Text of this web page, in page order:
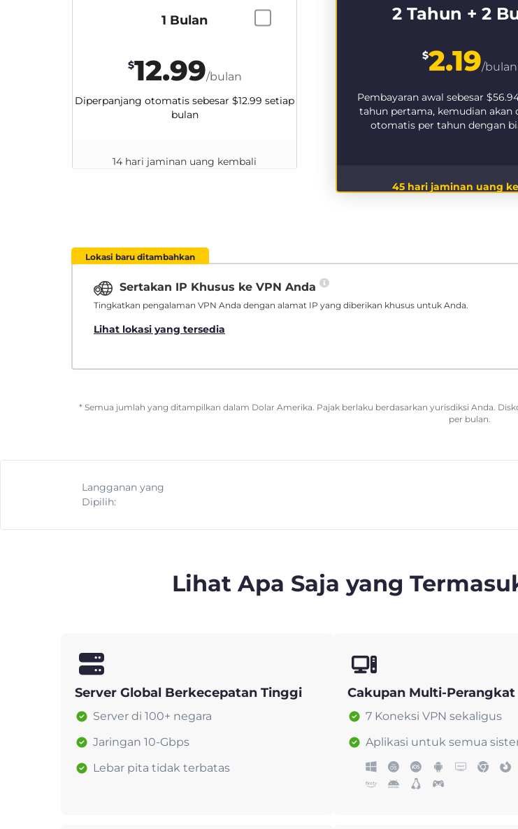
2 Tahun + 2
$2.19/bulan
Pembayaran awal sebesar
tahun pertama, kemudian akan
otomatis per tahun dengan
45 hari jaminan uang
1 Bulan
$12.99/bulan
Diperpanjang otomatis sebesar $12.99 setiap
bulan
14 hari jaminan uang kembali
Lokasi baru ditambahkan
Sertakan IP Khusus ke VPN Anda
Tingkatkan pengalaman VPN Anda dengan alamat IP yang diberikan khusus untuk Anda.
Lihat lokasi yang tersedia
* Semua jumlah yang ditampilkan dalam Dolar Amerika. Pajak berlaku berdasarkan yurisdiksi Anda.
per bulan.
Langganan yang
Dipilih:
Lihat Apa Saja yang
Server Global Berkecepatan Tinggi
Server di 100+ negara
Jaringan 10-Gbps
Lebar pita tidak terbatas
Cakupan Multi-Perangkat
7 Koneksi VPN sekaligus
Aplikasi untuk semua